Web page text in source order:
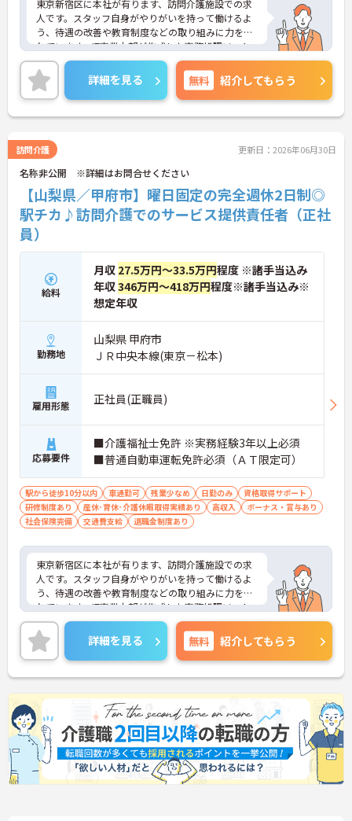
あり、訪問介護でありながら孤立することなくチー
ムの支援を受けながら業務に取り組めます
東京新宿区に本社が有ります、訪問介護施設での求
人です。スタッフ自身がやりがいを持って働けるよ
う、待遇の改善や教育制度などの取り組みに力を入
れています。IT事業本部が作成した事務処理ソフト
を導入しており、事務作業は少なく、その分ご利用
者様への対応を重視することもできます。入社後の
研修はもちろん、介護技術研修、PC研修、マナー研
修、資格取得のための勉強会等ステップに応じて用
意されており安心してご就業いただけます。
細などお話しいたしますのでお気軽にお問い合わせ
下さい。
詳細を見る 無料 紹介してもらう
訪問介護 更新日：2026年06月30日
名称非公開 ※詳細はお問合せください
【山梨県／甲府市】曜日固定の完全週休2日制◎
駅チカ♪訪問介護でのサービス提供責任者（正社
員）
給料
月収 27.5万円～33.5万円程度 ※諸手当込み
年収346万円～418万円程度※諸手当込み※
想定年収
勤務地
山梨県 甲府市
ＪＲ中央本線(東京－松本)
雇用形態 正社員(正職員)
応募要件
■介護福祉士免許 ※実務経験3年以上必須
■普通自動車運転免許必須（ＡＴ限定可）
駅から徒歩10分以内 車通勤可 残業少なめ 日勤のみ
資格取得サポート
研修制度あり
産休･育休･介護休暇取得実績あり 高収入
ボーナス・賞与あり
社会保険完備
交通費支給 退職金制度あり
東京新宿区に本社が有ります、訪問介護施設での求
人です。スタッフ自身がやりがいを持って働けるよ
う、待遇の改善や教育制度などの取り組みに力を入
れています。IT事業本部が作成した事務処理ソフト
を導入しており、事務作業は少なく、その分ご利用
者様への対応を重視することもできます。入社後の
研修はもちろん、介護技術研修、PC研修、マナー研
修、資格取得のための勉強会等ステップに応じて用
意されており安心してご就業いただけます。
ご興味を持たれた方は面接対策ポイントや求人の詳
細などお話しいたしますのでお気軽にお問い合わせ
下さい。
詳細を見る 無料 紹介してもらう